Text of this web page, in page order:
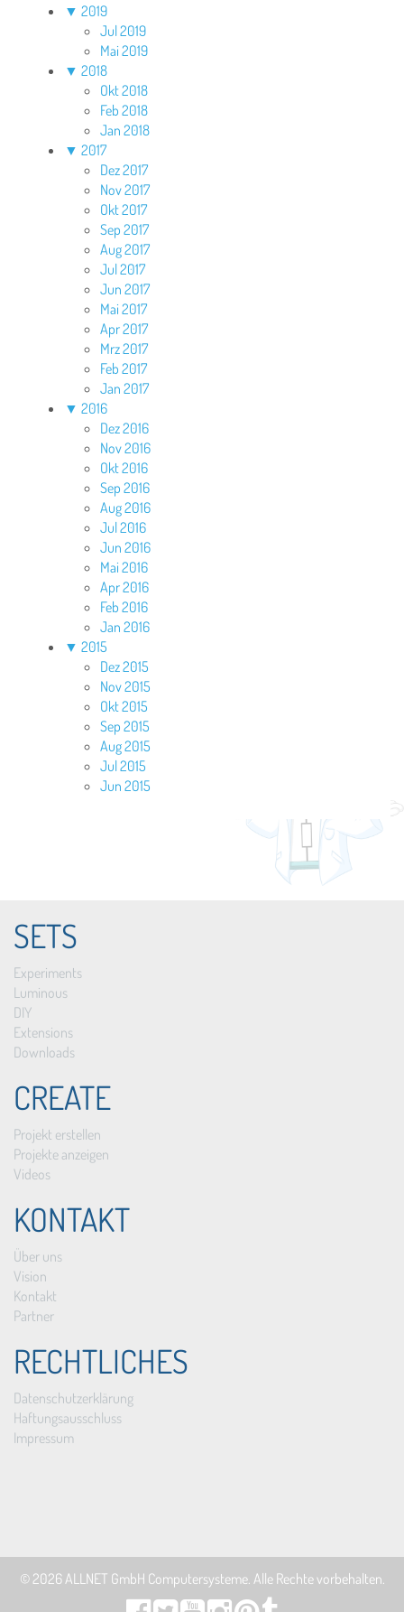
▼ 2019
Jul 2019
Mai 2019
▼ 2018
Okt 2018
Feb 2018
Jan 2018
▼ 2017
Dez 2017
Nov 2017
Okt 2017
Sep 2017
Aug 2017
Jul 2017
Jun 2017
Mai 2017
Apr 2017
Mrz 2017
Feb 2017
Jan 2017
▼ 2016
Dez 2016
Nov 2016
Okt 2016
Sep 2016
Aug 2016
Jul 2016
Jun 2016
Mai 2016
Apr 2016
Feb 2016
Jan 2016
▼ 2015
Dez 2015
Nov 2015
Okt 2015
Sep 2015
Aug 2015
Jul 2015
Jun 2015
SETS
Experiments
Luminous
DIY
Extensions
Downloads
CREATE
Projekt erstellen
Projekte anzeigen
Videos
KONTAKT
Über uns
Vision
Kontakt
Partner
RECHTLICHES
Datenschutzerklärung
Haftungsausschluss
Impressum
© 2026ALLNET GmbH Computersysteme. Alle Rechte vorbehalten.